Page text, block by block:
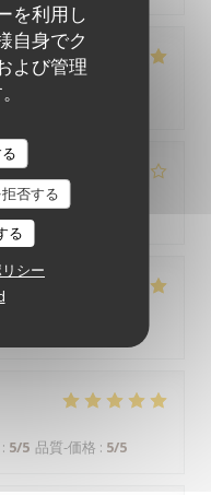
を利用し
自身でク
よび管理
否する
る
シー
:5
:4/5
: 5/5 品質-価格 : 5/5